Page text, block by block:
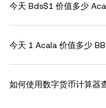
今天 Bds$1 价值多少
今天 1 Acala 价值多少
如何使用数字货币计算器